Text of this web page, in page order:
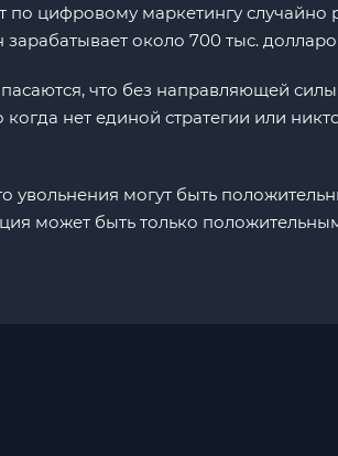
цифровому маркетингу случайно
около 700 тыс.
что без направляющей
нет единой стратегии или
увольнения могут быть
может быть только